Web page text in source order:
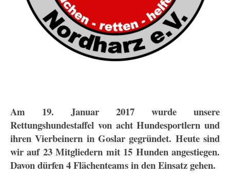
Am 19. Januar 2017 wurde unsere
Rettungshundestaffel von acht Hundesportlern und
ihren Vierbeinern in Goslar gegründet. Heute sind
wir auf 23 Mitgliedern mit 15 Hunden angestiegen.
Davon dürfen 4 Flächenteams in den Einsatz gehen.